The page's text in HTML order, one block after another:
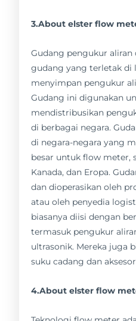
3.About elster flow
Gudang pengukur aliran
gudang yang terletak di
menyimpan pengukur
Gudang ini digunakan
mendistribusikan
di berbagai negara.
di negara-negara yang
besar untuk flow meter,
Kanada, dan Eropa.
dan dioperasikan oleh
atau oleh penyedia
biasanya diisi dengan
termasuk pengukur
ultrasonik. Mereka juga
suku cadang dan
4.About elster flow